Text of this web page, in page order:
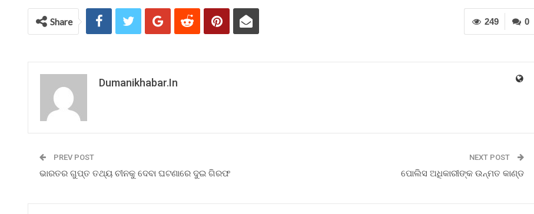
0
249
Share
Dumanikhabar.in
PREV POST
ଭାରତର ଗୁପ୍ତ ତଥ୍ୟ ଚୀନକୁ ଦେବା ଘଟଣାରେ ଦୁଇ ଗିରଫ
NEXT POST
ପୋଲିସ ଅଧିକାରୀଙ୍କ ଉନ୍ମତ କାଣ୍ଡ